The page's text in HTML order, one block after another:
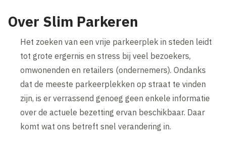
Over Slim Parkeren
Het zoeken van een vrije parkeerplek in steden leidt
tot grote ergernis en stress bij veel bezoekers,
omwonenden en retailers (ondernemers). Ondanks
dat de meeste parkeerplekken op straat te vinden
zijn, is er verrassend genoeg geen enkele informatie
over de actuele bezetting ervan beschikbaar. Daar
komt wat ons betreft snel verandering in.